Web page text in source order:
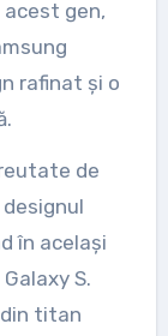
acest gen,
rafinat și o
de
în același
S.
titan